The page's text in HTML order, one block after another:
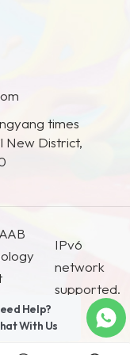
times
New District,
IPv6
network
supported.
Help?
With Us